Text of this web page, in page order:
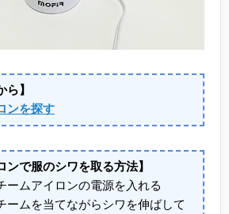
ら】
ンを探す
ンで服のシワを取る方法】
ームアイロンの電源を入れる
ームを当てながらシワを伸ばして